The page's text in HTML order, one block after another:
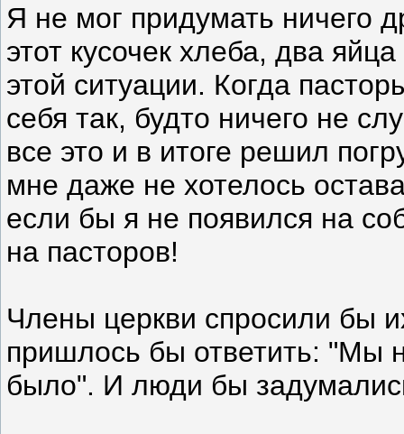
Я не мог придумать ничего
этот кусочек хлеба, два
этой ситуации. Когда
себя так, будто ничего не
все это и в итоге решил
мне даже не хотелось
если бы я не появился на
на пасторов!
Члены церкви спросили бы
пришлось бы ответить: "Мы
было". И люди бы